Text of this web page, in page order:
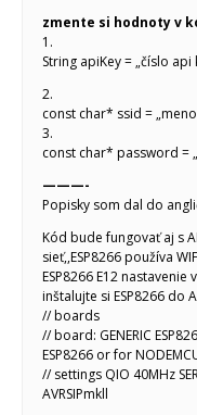
zmente si hodnoty v
1.
String apiKey = „číslo api
2.
const char* ssid =
3.
const char* password =
———-
Popisky som dal do
Kód bude fungovať aj s
sieť,,ESP8266 používa
ESP8266 E12
inštalujte si ESP8266 do
// boards
// board: GENERIC
ESP8266 or for
// settings QIO 40MHz
AVRSIPmkll